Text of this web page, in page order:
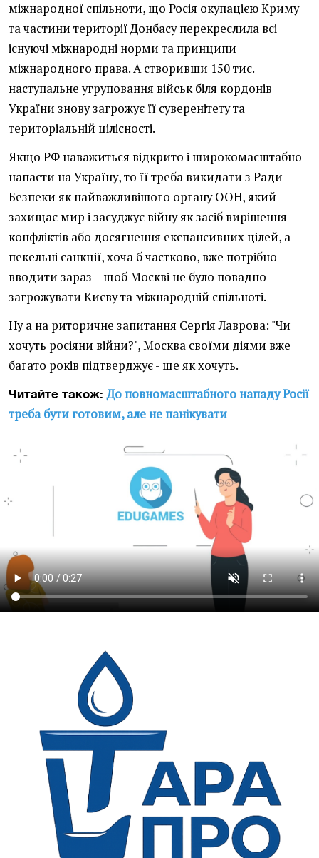
міжнародної спільноти, що Росія окупацією Криму
та частини території Донбасу перекреслила всі
існуючі міжнародні норми та принципи
міжнародного права. А створивши 150 тис.
наступальне угруповання військ біля кордонів
України знову загрожує її суверенітету та
територіальній цілісності.
Якщо РФ наважиться відкрито і широкомасштабно
напасти на Україну, то її треба викидати з Ради
Безпеки як найважливішого органу ООН, який
захищає мир і засуджує війну як засіб вирішення
конфліктів або досягнення експансивних цілей, а
пекельні санкції, хоча б частково, вже потрібно
вводити зараз – щоб Москві не було повадно
загрожувати Києву та міжнародній спільноті.
Ну а на риторичне запитання Сергія Лаврова: "Чи
хочуть росіяни війни?", Москва своїми діями вже
багато років підтверджує - ще як хочуть.
Читайте також:До повномасштабного нападу Росії
треба бути готовим, але не панікувати